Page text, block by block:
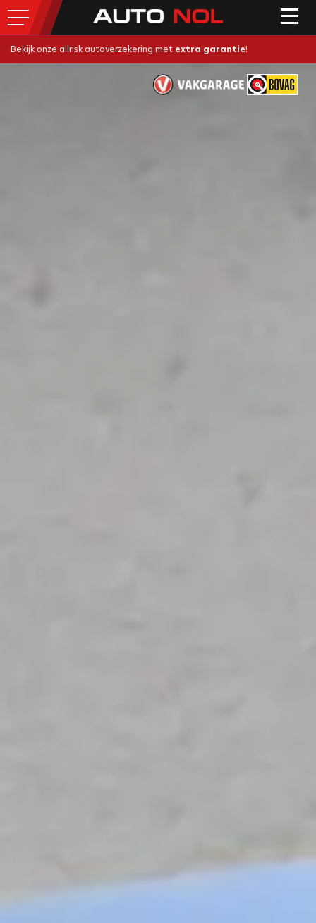
Bekijk onze allrisk autoverzekering met extra garantie!